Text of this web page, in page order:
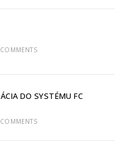
DO SYSTÉMU FC